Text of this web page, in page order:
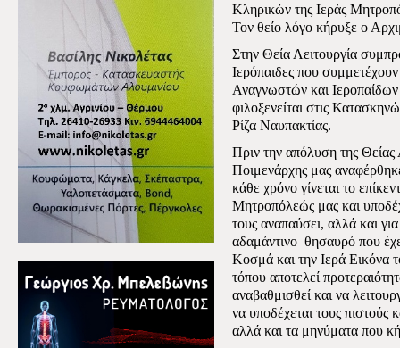
Κληρικών της Ιεράς
Τον θείο λόγο κήρυξε ο
Στην Θεία Λειτουργία
Ιερόπαιδες που
Αναγνωστών και
φιλοξενείται στις
Ρίζα Ναυπακτίας.
Πριν την απόλυση της Θείας
Ποιμενάρχης μας
κάθε χρόνο γίνεται το
Μητροπόλεώς μας και
τους αναπαύσει, αλλά και
αδαμάντινο θησαυρό που
Κοσμά και την Ιερά Εικόνα
τόπου αποτελεί
αναβαθμισθεί και να
να υποδέχεται τους πιστούς
αλλά και τα μηνύματα που